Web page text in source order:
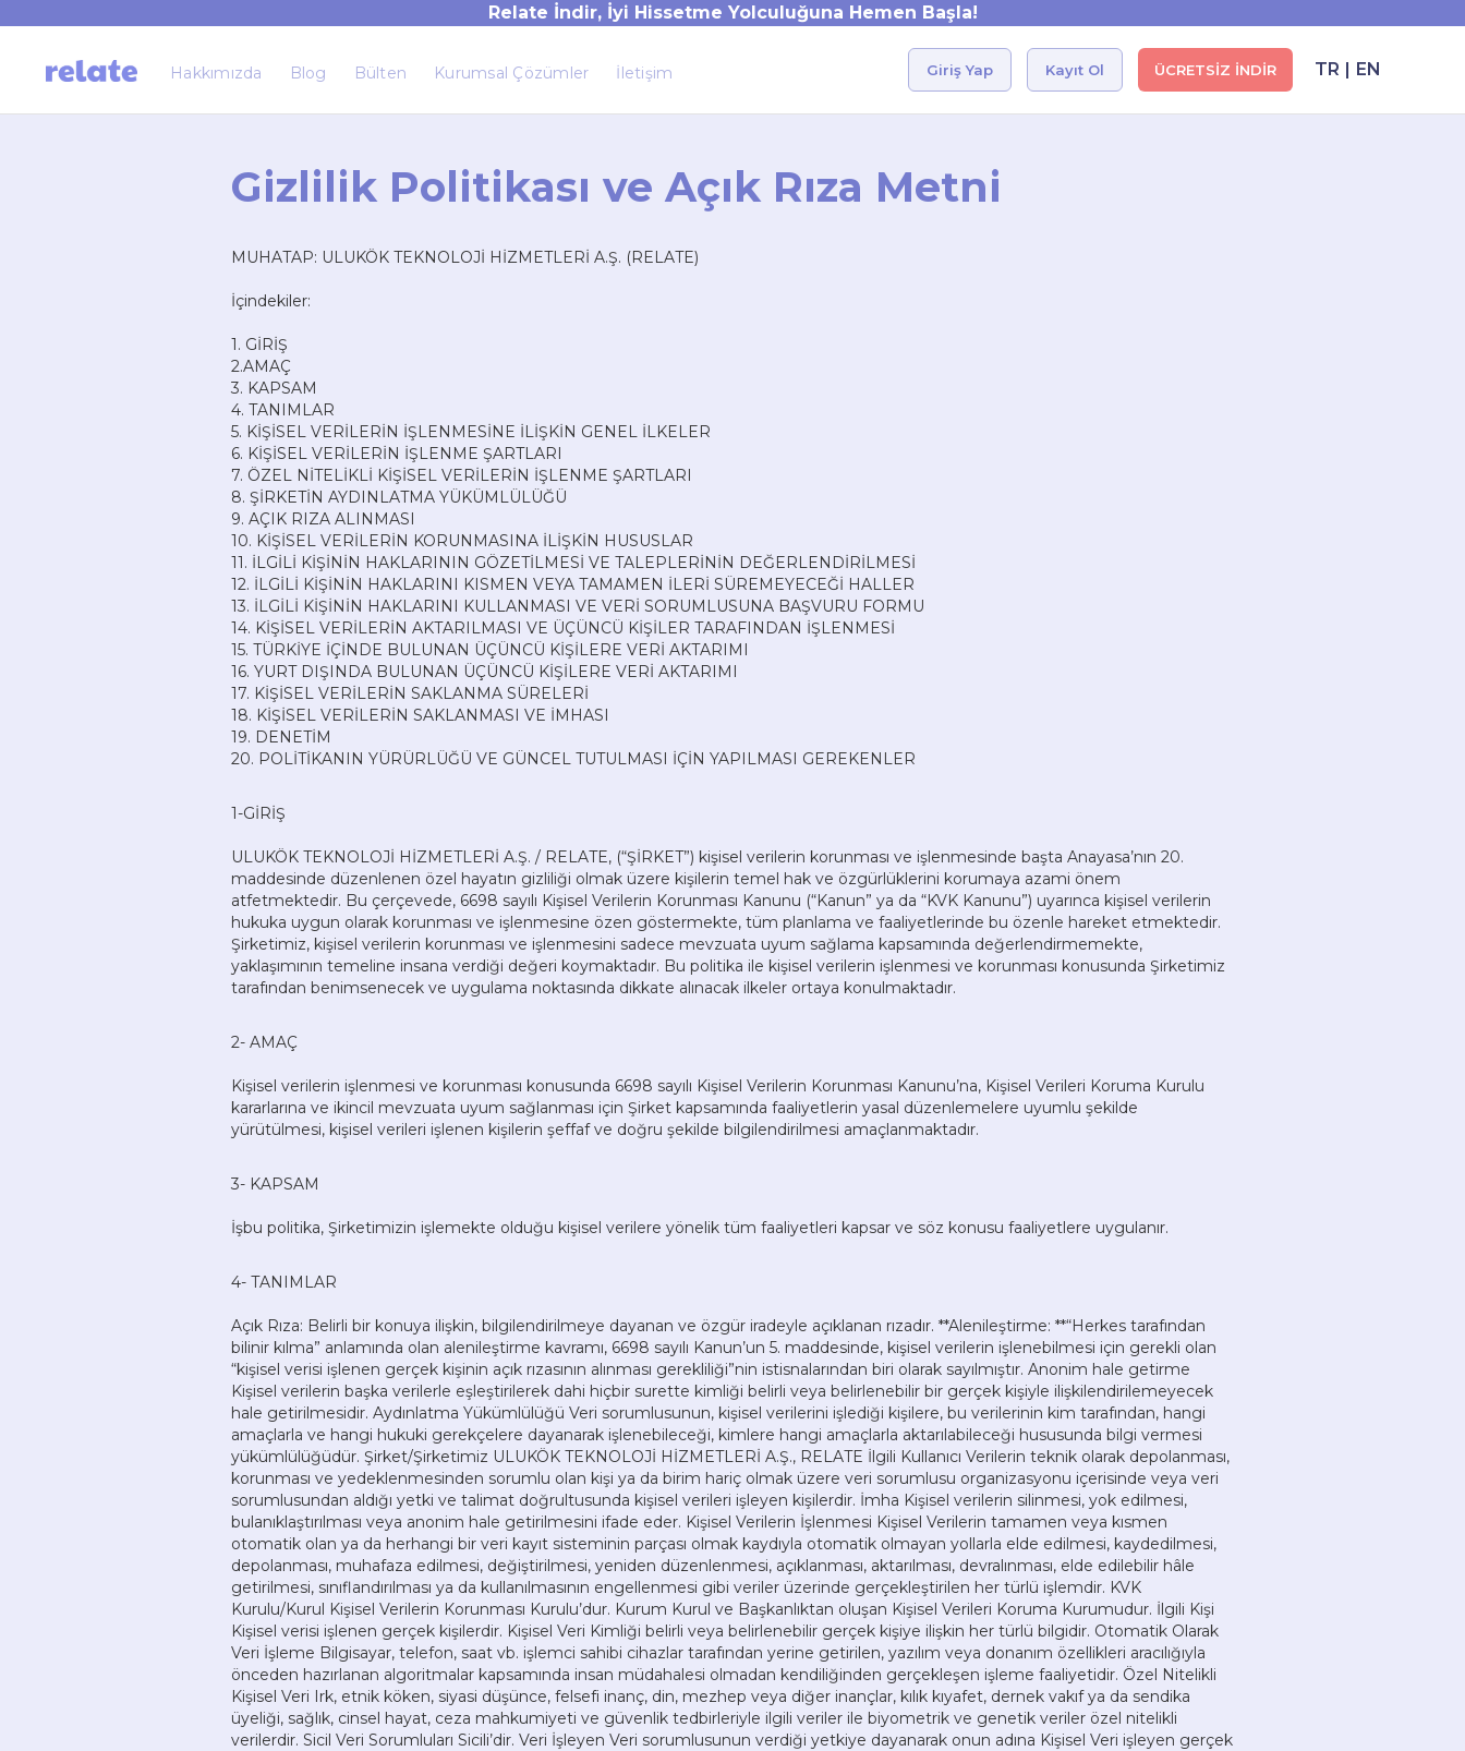
Relate İndir, İyi Hissetme Yolculuğuna Hemen Başla!
Hakkımızda Blog Bülten Kurumsal Çözümler İletişim Giriş Yap Kayıt Ol ÜCRETSİZ İNDİR TR | EN
Gizlilik Politikası ve Açık Rıza Metni
MUHATAP: ULUKÖK TEKNOLOJİ HİZMETLERİ A.Ş. (RELATE)
İçindekiler:
1. GİRİŞ
2.AMAÇ
3. KAPSAM
4. TANIMLAR
5. KİŞİSEL VERİLERİN İŞLENMESİNE İLİŞKİN GENEL İLKELER
6. KİŞİSEL VERİLERİN İŞLENME ŞARTLARI
7. ÖZEL NİTELİKLİ KİŞİSEL VERİLERİN İŞLENME ŞARTLARI
8. ŞİRKETİN AYDINLATMA YÜKÜMLÜLÜĞÜ
9. AÇIK RIZA ALINMASI
10. KİŞİSEL VERİLERİN KORUNMASINA İLİŞKİN HUSUSLAR
11. İLGİLİ KİŞİNİN HAKLARININ GÖZETİLMESİ VE TALEPLERİNİN DEĞERLENDİRİLMESİ
12. İLGİLİ KİŞİNİN HAKLARINI KISMEN VEYA TAMAMEN İLERİ SÜREMEYECEĞİ HALLER
13. İLGİLİ KİŞİNİN HAKLARINI KULLANMASI VE VERİ SORUMLUSUNA BAŞVURU FORMU
14. KİŞİSEL VERİLERİN AKTARILMASI VE ÜÇÜNCÜ KİŞİLER TARAFINDAN İŞLENMESİ
15. TÜRKİYE İÇİNDE BULUNAN ÜÇÜNCÜ KİŞİLERE VERİ AKTARIMI
16. YURT DIŞINDA BULUNAN ÜÇÜNCÜ KİŞİLERE VERİ AKTARIMI
17. KİŞİSEL VERİLERİN SAKLANMA SÜRELERİ
18. KİŞİSEL VERİLERİN SAKLANMASI VE İMHASI
19. DENETİM
20. POLİTİKANIN YÜRÜRLÜĞÜ VE GÜNCEL TUTULMASI İÇİN YAPILMASI GEREKENLER
1-GİRİŞ
ULUKÖK TEKNOLOJİ HİZMETLERİ A.Ş. / RELATE, (“ŞİRKET”) kişisel verilerin korunması ve işlenmesinde başta Anayasa’nın 20.
maddesinde düzenlenen özel hayatın gizliliği olmak üzere kişilerin temel hak ve özgürlüklerini korumaya azami önem
atfetmektedir. Bu çerçevede, 6698 sayılı Kişisel Verilerin Korunması Kanunu (“Kanun” ya da “KVK Kanunu”) uyarınca kişisel verilerin
hukuka uygun olarak korunması ve işlenmesine özen göstermekte, tüm planlama ve faaliyetlerinde bu özenle hareket etmektedir.
Şirketimiz, kişisel verilerin korunması ve işlenmesini sadece mevzuata uyum sağlama kapsamında değerlendirmemekte,
yaklaşımının temeline insana verdiği değeri koymaktadır. Bu politika ile kişisel verilerin işlenmesi ve korunması konusunda Şirketimiz
tarafından benimsenecek ve uygulama noktasında dikkate alınacak ilkeler ortaya konulmaktadır.
2- AMAÇ
Kişisel verilerin işlenmesi ve korunması konusunda 6698 sayılı Kişisel Verilerin Korunması Kanunu’na, Kişisel Verileri Koruma Kurulu
kararlarına ve ikincil mevzuata uyum sağlanması için Şirket kapsamında faaliyetlerin yasal düzenlemelere uyumlu şekilde
yürütülmesi, kişisel verileri işlenen kişilerin şeffaf ve doğru şekilde bilgilendirilmesi amaçlanmaktadır.
3- KAPSAM
İşbu politika, Şirketimizin işlemekte olduğu kişisel verilere yönelik tüm faaliyetleri kapsar ve söz konusu faaliyetlere uygulanır.
4- TANIMLAR
Açık Rıza: Belirli bir konuya ilişkin, bilgilendirilmeye dayanan ve özgür iradeyle açıklanan rızadır. **Alenileştirme: **“Herkes tarafından
bilinir kılma” anlamında olan alenileştirme kavramı, 6698 sayılı Kanun’un 5. maddesinde, kişisel verilerin işlenebilmesi için gerekli olan
“kişisel verisi işlenen gerçek kişinin açık rızasının alınması gerekliliği”nin istisnalarından biri olarak sayılmıştır. Anonim hale getirme
Kişisel verilerin başka verilerle eşleştirilerek dahi hiçbir surette kimliği belirli veya belirlenebilir bir gerçek kişiyle ilişkilendirilemeyecek
hale getirilmesidir. Aydınlatma Yükümlülüğü Veri sorumlusunun, kişisel verilerini işlediği kişilere, bu verilerinin kim tarafından, hangi
amaçlarla ve hangi hukuki gerekçelere dayanarak işlenebileceği, kimlere hangi amaçlarla aktarılabileceği hususunda bilgi vermesi
yükümlülüğüdür. Şirket/Şirketimiz ULUKÖK TEKNOLOJİ HİZMETLERİ A.Ş., RELATE İlgili Kullanıcı Verilerin teknik olarak depolanması,
korunması ve yedeklenmesinden sorumlu olan kişi ya da birim hariç olmak üzere veri sorumlusu organizasyonu içerisinde veya veri
sorumlusundan aldığı yetki ve talimat doğrultusunda kişisel verileri işleyen kişilerdir. İmha Kişisel verilerin silinmesi, yok edilmesi,
bulanıklaştırılması veya anonim hale getirilmesini ifade eder. Kişisel Verilerin İşlenmesi Kişisel Verilerin tamamen veya kısmen
otomatik olan ya da herhangi bir veri kayıt sisteminin parçası olmak kaydıyla otomatik olmayan yollarla elde edilmesi, kaydedilmesi,
depolanması, muhafaza edilmesi, değiştirilmesi, yeniden düzenlenmesi, açıklanması, aktarılması, devralınması, elde edilebilir hâle
getirilmesi, sınıflandırılması ya da kullanılmasının engellenmesi gibi veriler üzerinde gerçekleştirilen her türlü işlemdir. KVK
Kurulu/Kurul Kişisel Verilerin Korunması Kurulu’dur. Kurum Kurul ve Başkanlıktan oluşan Kişisel Verileri Koruma Kurumudur. İlgili Kişi
Kişisel verisi işlenen gerçek kişilerdir. Kişisel Veri Kimliği belirli veya belirlenebilir gerçek kişiye ilişkin her türlü bilgidir. Otomatik Olarak
Veri İşleme Bilgisayar, telefon, saat vb. işlemci sahibi cihazlar tarafından yerine getirilen, yazılım veya donanım özellikleri aracılığıyla
önceden hazırlanan algoritmalar kapsamında insan müdahalesi olmadan kendiliğinden gerçekleşen işleme faaliyetidir. Özel Nitelikli
Kişisel Veri Irk, etnik köken, siyasi düşünce, felsefi inanç, din, mezhep veya diğer inançlar, kılık kıyafet, dernek vakıf ya da sendika
üyeliği, sağlık, cinsel hayat, ceza mahkumiyeti ve güvenlik tedbirleriyle ilgili veriler ile biyometrik ve genetik veriler özel nitelikli
verilerdir. Sicil Veri Sorumluları Sicili’dir. Veri İşleyen Veri sorumlusunun verdiği yetkiye dayanarak onun adına Kişisel Veri işleyen gerçek